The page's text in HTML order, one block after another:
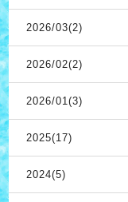
2026/03(2)
2026/02(2)
2026/01(3)
2025(17)
2024(5)